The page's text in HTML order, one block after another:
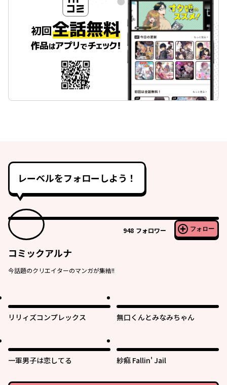
レーベルをフォローしよう！
948 フォロワー フォロー
コミックアルナ
今話題のクリエイターのマンガが集結!!
リリィズコンプレックス 無口くんとみなみちゃん
一軍男子は恋してる 紗痲 Fallin' Jail